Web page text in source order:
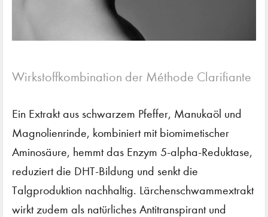
Wirkstoffkombination der Méthode Clarifiante
Ein Extrakt aus schwarzem Pfeffer, Manukaöl und
Magnolienrinde, kombiniert mit biomimetischer
Aminosäure, hemmt das Enzym 5-alpha-Reduktase,
reduziert die DHT-Bildung und senkt die
Talgproduktion nachhaltig. Lärchenschwammextrakt
wirkt zudem als natürliches Antitranspirant und